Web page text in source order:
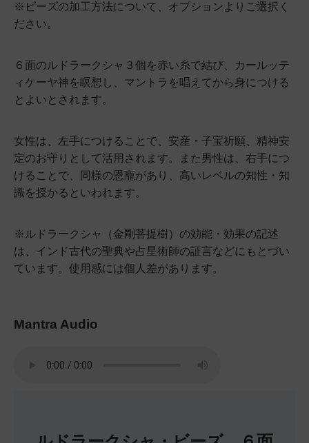
※ビーズの加工方法について、オプションよりご選択く
ださい。
６面のルドラークシャ３個を赤い糸で結び、カールッテ
ィケーヤ神を瞑想し、マントラを唱えてから身につける
とよいとされます。
女性は、左手につけることで、安産・子宝祈願、精神安
定のお守りとして活用されます。また男性は、右手につ
けることで、同様の恩寵があり、高いレベルの知性・知
識を授かるといわれます。
※ルドラークシャ（金剛菩提樹）の効能・効果の記述
は、インド古代の聖典や占星術師の証言などにもとづい
ています。使用感には個人差があります。
Mantra Audio